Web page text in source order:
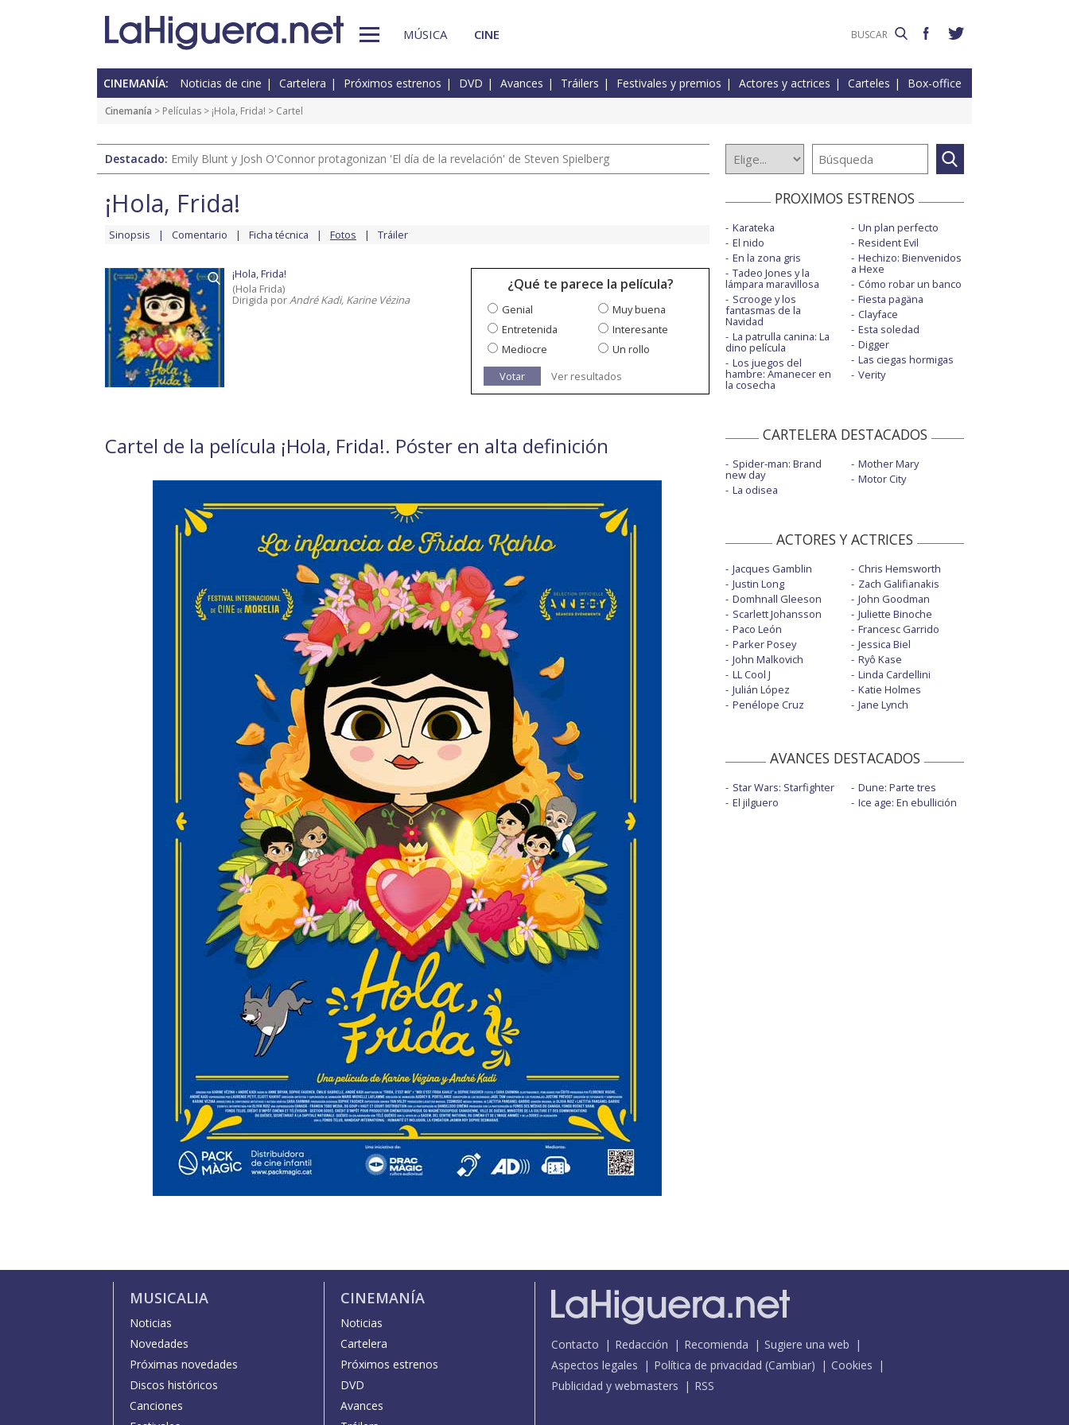
MÚSICA CINE
CINEMANÍA: Noticias de cine Cartelera Próximos estrenos DVD Avances Tráilers Festivales y premios Actores y actrices Carteles Box-office
Cinemanía > Películas > ¡Hola, Frida! > Cartel
Destacado: Emily Blunt y Josh O'Connor protagonizan 'El día de la revelación' de Steven Spielberg
¡Hola, Frida!
Sinopsis Comentario Ficha técnica Fotos Tráiler
¡Hola, Frida!
(Hola Frida)
Dirigida porAndré Kadi, Karine Vézina
¿Qué te parece la película?
Genial
Muy buena
Entretenida
Interesante
Mediocre
Un rollo
Votar
Ver resultados
Cartel de la película ¡Hola, Frida!. Póster en alta definición
PROXIMOS ESTRENOS
Karateka
El nido
En la zona gris
Tadeo Jones y la
lámpara maravillosa
Scrooge y los
fantasmas de la
Navidad
La patrulla canina: La
dino película
Los juegos del
hambre: Amanecer en
la cosecha
Un plan perfecto
Resident Evil
Hechizo: Bienvenidos
a Hexe
Cómo robar un banco
Fiesta pagäna
Clayface
Esta soledad
Digger
Las ciegas hormigas
Verity
CARTELERA DESTACADOS
Spider-man: Brand
new day
La odisea
Mother Mary
Motor City
ACTORES Y ACTRICES
Jacques Gamblin
Justin Long
Domhnall Gleeson
Scarlett Johansson
Paco León
Parker Posey
John Malkovich
LL Cool J
Julián López
Penélope Cruz
Chris Hemsworth
Zach Galifianakis
John Goodman
Juliette Binoche
Francesc Garrido
Jessica Biel
Ryô Kase
Linda Cardellini
Katie Holmes
Jane Lynch
AVANCES DESTACADOS
Star Wars: Starfighter
El jilguero
Dune: Parte tres
Ice age: En ebullición
MUSICALIA
Noticias
Novedades
Próximas novedades
Discos históricos
Canciones
CINEMANÍA
Noticias
Cartelera
Próximos estrenos
DVD
Avances
Contacto Redacción Recomienda
Sugiere una web
Aspectos legales
Política de privacidad (Cambiar)
Cookies
Publicidad y webmasters
RSS